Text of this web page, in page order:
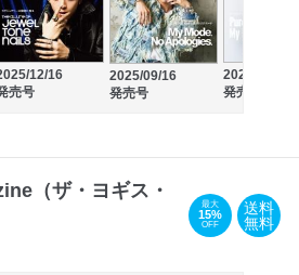
12/16
売号
2025/09/16
発売号
2025/05/12
発売号
（ザ・ヨギス・
最大
15%
OFF
送料
無料